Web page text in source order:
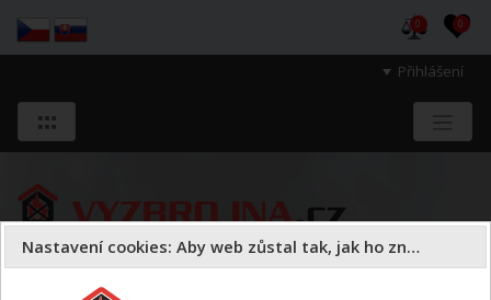
Přihlášení
0 0
Nastavení cookies: Aby web zůstal tak, jak ho znáte